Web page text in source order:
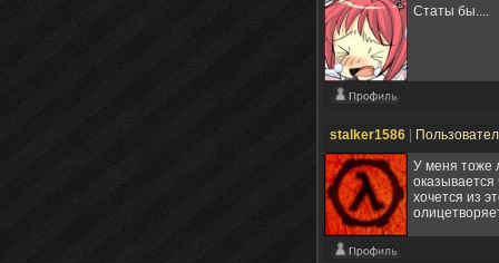
Статы бы....
stalker1586
У меня тоже
оказывается
хочется из